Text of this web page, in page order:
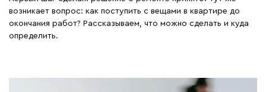
возникает вопрос: как поступить с вещами в квартире до
окончания работ? Рассказываем, что можно сделать и куда
определить.